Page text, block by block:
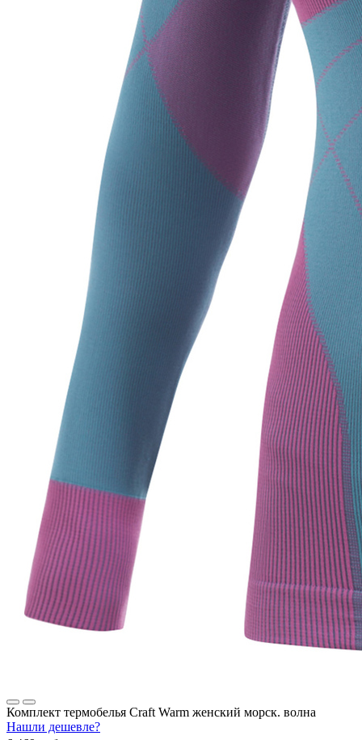
Комплект термобелья Craft Warm женский морск. волна
Нашли дешевле?